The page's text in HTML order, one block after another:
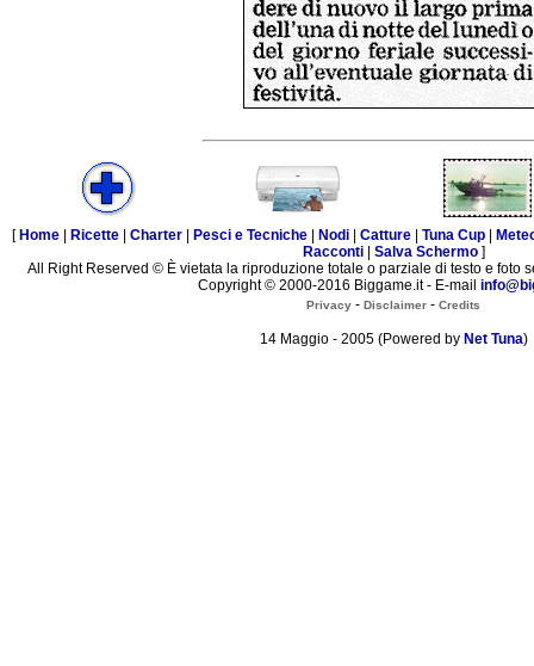
[ Home Ricette Charter Pesci e Tecniche Nodi Catture Tuna Cup
Racconti| Salva Schermo]
All Right Reserved © È vietata la riproduzione totale o parziale di testo e foto
Copyright © 2000-2016 Biggame.it - E-mail
Privacy - Disclaimer - Credits
14 Maggio - 2005 (Powered by Net Tuna)